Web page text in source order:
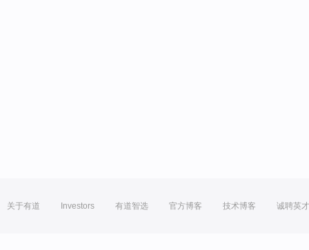
关于有道 Investors 有道智选 官方博客 技术博客 诚聘英才